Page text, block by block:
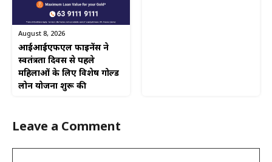
August 8, 2026
आईआईएफएल फाइनेंस ने
स्वतंत्रता दिवस से पहले
महिलाओं के लिए विशेष गोल्ड
लोन योजना शुरू की
Leave a Comment